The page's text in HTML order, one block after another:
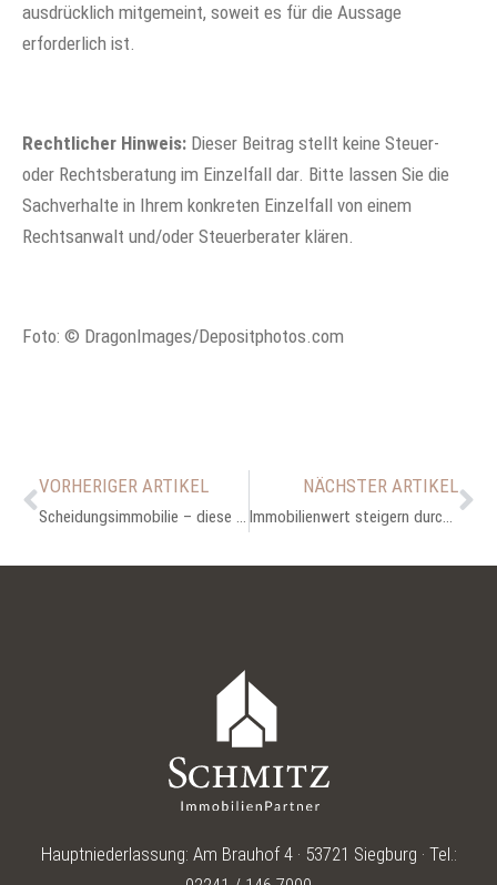
ausdrücklich mitgemeint, soweit es für die Aussage
erforderlich ist.
Rechtlicher Hinweis: Dieser Beitrag stellt keine Steuer-
oder Rechtsberatung im Einzelfall dar. Bitte lassen Sie die
Sachverhalte in Ihrem konkreten Einzelfall von einem
Rechtsanwalt und/oder Steuerberater klären.
Foto: © DragonImages/Depositphotos.com
VORHERIGER ARTIKEL
Scheidungsimmobilie – diese Möglichkeiten gibt es
NÄCHSTER ARTIKEL
Immobilienwert steigern durch barrierefreien Umbau?
Hauptniederlassung: Am Brauhof 4 · 53721 Siegburg · Tel.: